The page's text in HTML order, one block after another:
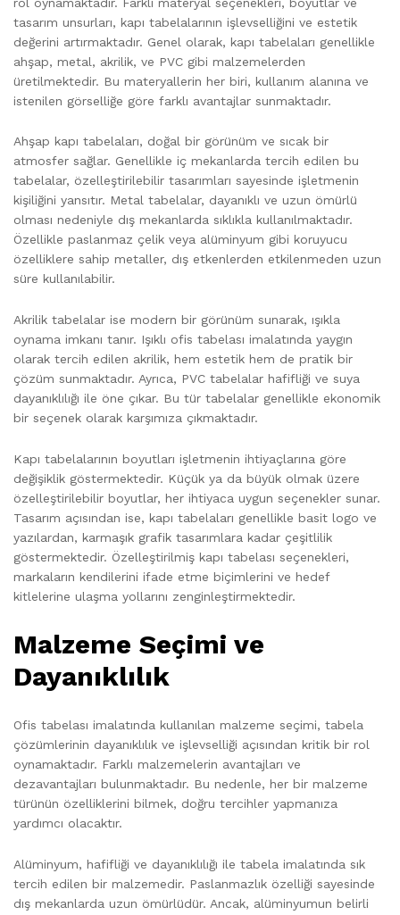
tasarım unsurları, kapı tabelalarının işlevselliğini ve estetik
değerini artırmaktadır. Genel olarak, kapı tabelaları genellikle
ahşap, metal, akrilik, ve PVC gibi malzemelerden
üretilmektedir. Bu materyallerin her biri, kullanım alanına ve
istenilen görselliğe göre farklı avantajlar sunmaktadır.
Ahşap kapı tabelaları, doğal bir görünüm ve sıcak bir
atmosfer sağlar. Genellikle iç mekanlarda tercih edilen bu
tabelalar, özelleştirilebilir tasarımları sayesinde işletmenin
kişiliğini yansıtır. Metal tabelalar, dayanıklı ve uzun ömürlü
olması nedeniyle dış mekanlarda sıklıkla kullanılmaktadır.
Özellikle paslanmaz çelik veya alüminyum gibi koruyucu
özelliklere sahip metaller, dış etkenlerden etkilenmeden uzun
süre kullanılabilir.
Akrilik tabelalar ise modern bir görünüm sunarak, ışıkla
oynama imkanı tanır. Işıklı ofis tabelası imalatında yaygın
olarak tercih edilen akrilik, hem estetik hem de pratik bir
çözüm sunmaktadır. Ayrıca, PVC tabelalar hafifliği ve suya
dayanıklılığı ile öne çıkar. Bu tür tabelalar genellikle ekonomik
bir seçenek olarak karşımıza çıkmaktadır.
Kapı tabelalarının boyutları işletmenin ihtiyaçlarına göre
değişiklik göstermektedir. Küçük ya da büyük olmak üzere
özelleştirilebilir boyutlar, her ihtiyaca uygun seçenekler sunar.
Tasarım açısından ise, kapı tabelaları genellikle basit logo ve
yazılardan, karmaşık grafik tasarımlara kadar çeşitlilik
göstermektedir. Özelleştirilmiş kapı tabelası seçenekleri,
markaların kendilerini ifade etme biçimlerini ve hedef
kitlelerine ulaşma yollarını zenginleştirmektedir.
Malzeme Seçimi ve
Dayanıklılık
Ofis tabelası imalatında kullanılan malzeme seçimi, tabela
çözümlerinin dayanıklılık ve işlevselliği açısından kritik bir rol
oynamaktadır. Farklı malzemelerin avantajları ve
dezavantajları bulunmaktadır. Bu nedenle, her bir malzeme
türünün özelliklerini bilmek, doğru tercihler yapmanıza
yardımcı olacaktır.
Alüminyum, hafifliği ve dayanıklılığı ile tabela imalatında sık
tercih edilen bir malzemedir. Paslanmazlık özelliği sayesinde
dış mekanlarda uzun ömürlüdür. Ancak, alüminyumun belirli